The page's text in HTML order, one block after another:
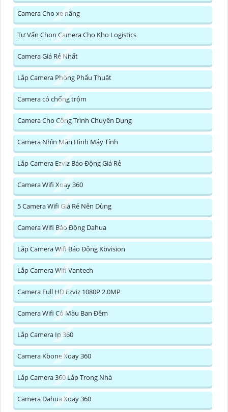
Camera Cho xe nâng
Tư Vấn Chọn Camera Cho Kho Logistics
Camera Giá Rẻ Nhất
Lắp Camera Phòng Phẩu Thuật
Camera có chống trộm
Camera Cho Công Trình Chuyên Dụng
Camera Nhìn Màn Hình Máy Tính
Lắp Camera Ezviz Báo Động Giá Rẻ
Camera Wifi Xoay 360
5 Camera Wifi Giá Rẻ Nên Dùng
Camera Wifi Báo Động Dahua
Lắp Camera Wifi Báo Động Kbvision
Lắp Camera Wifi Vantech
Camera Full HD Ezviz 1080P 2.0MP
Camera Wifi Có Màu Ban Đêm
Lắp Camera Ip 360
Camera Kbone Xoay 360
Lắp Camera 360 Lắp Trong Nhà
Camera Dahua Xoay 360